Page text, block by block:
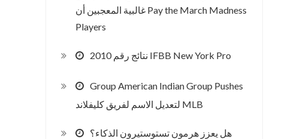
غالبية المعجبين أن Pay the March Madness
Players
2010 نتائج رقم IFBB New York Pro
Group American Indian Group Pushes
لتعديل الاسم لفريق كليفلاند MLB
هل يعزز هرمون تستوستيرون الذكاء؟